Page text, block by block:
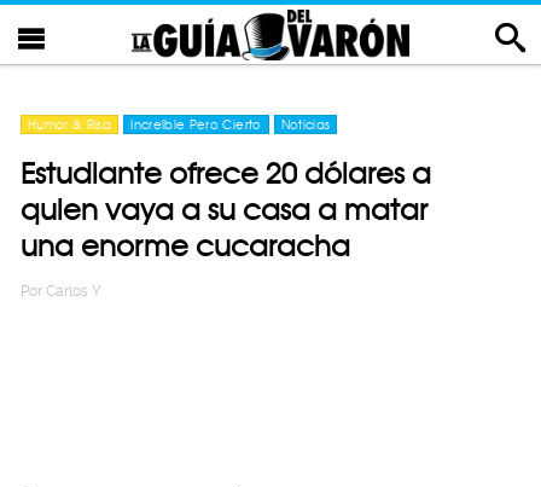
Humor & Risa Increíble Pero Cierto Noticias
Estudiante ofrece 20 dólares a
quien vaya a su casa a matar
una enorme cucaracha
Por Carlos Y